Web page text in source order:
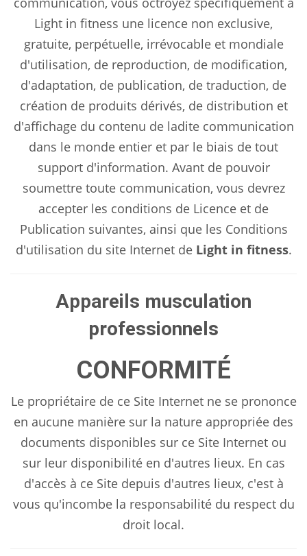
Light in fitness une licence non exclusive,
gratuite, perpétuelle, irrévocable et mondiale
d'utilisation, de reproduction, de modification,
d'adaptation, de publication, de traduction, de
création de produits dérivés, de distribution et
d'affichage du contenu de ladite communication
dans le monde entier et par le biais de tout
support d'information. Avant de pouvoir
soumettre toute communication, vous devrez
accepter les conditions de Licence et de
Publication suivantes, ainsi que les Conditions
d'utilisation du site Internet de Light in fitness.
Appareils musculation
professionnels
CONFORMITÉ
Le propriétaire de ce Site Internet ne se prononce
en aucune manière sur la nature appropriée des
documents disponibles sur ce Site Internet ou
sur leur disponibilité en d'autres lieux. En cas
d'accès à ce Site depuis d'autres lieux, c'est à
vous qu'incombe la responsabilité du respect du
droit local.